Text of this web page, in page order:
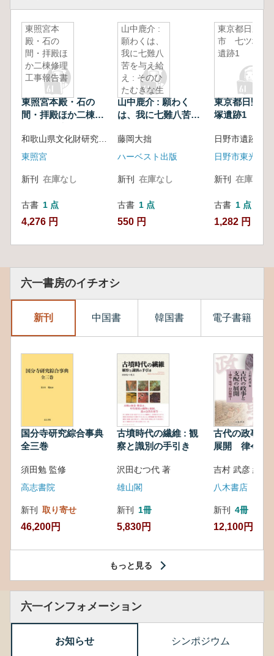
東照宮本
殿・石の
間・拝殿ほ
か二棟修理
工事報告書
東照宮本殿・石の
間・拝殿ほか二棟修
東照宮
新刊 在庫なし
古書 1 点
4,276 円
山中鹿介 :
願わくは、
我に七難八
苦を与え給
え : そのひ
たむきな生
きざま
山中鹿介 : 願わく
は、我に七難八苦を
むきな生きざま
藤岡大拙
ハーベスト出版
新刊 在庫なし
古書 1 点
550 円
東京都日野
市 七ツ塚
遺跡1
東京都日野
塚遺跡1
日野市遺跡調
新刊 在庫なし
古書 1 点
1,282 円
六一書房のイチオシ
新刊 中国書 韓国書 電子書籍
国分寺研究綜合事典
全三巻
須田勉 監修
高志書院
新刊 取り寄せ
46,200円
古墳時代の繊維 : 観
察と識別の手引き
沢田むつ代 著
雄山閣
新刊 1冊
5,830円
古代の政事と
展開 律令・
吉村 武彦 編集
八木書店
新刊 4冊
12,100円
もっと見る
六一インフォメーション
お知らせ シンポジウム